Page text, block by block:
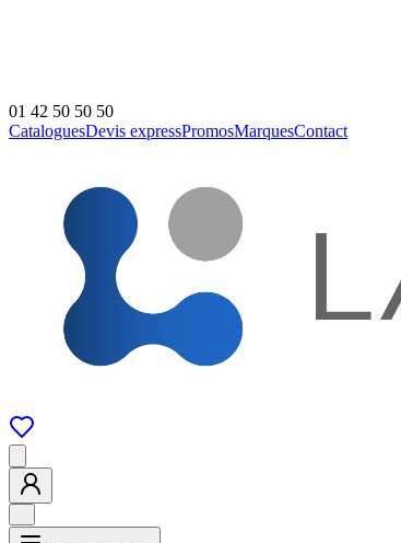
01 42 50 50 50
CataloguesDevis expressPromosMarquesContact